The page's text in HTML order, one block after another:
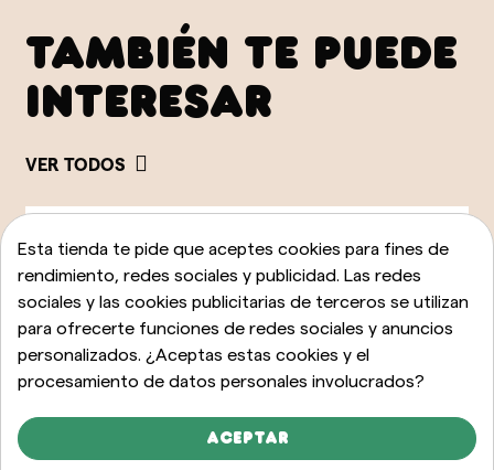
TAMBIÉN TE PUEDE
INTERESAR
VER TODOS
Esta tienda te pide que aceptes cookies para fines de
rendimiento, redes sociales y publicidad. Las redes
sociales y las cookies publicitarias de terceros se utilizan
para ofrecerte funciones de redes sociales y anuncios
personalizados. ¿Aceptas estas cookies y el
procesamiento de datos personales involucrados?
Aceptar